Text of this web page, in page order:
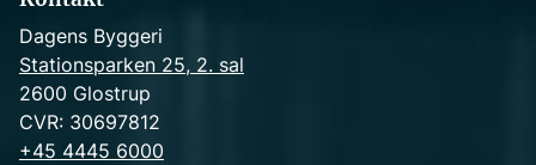
Dagens Byggeri
Stationsparken 25, 2. sal
2600 Glostrup
CVR: 30697812
+45 4445 6000